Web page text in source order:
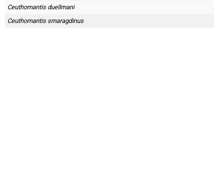
Ceuthomantis duellmani
Ceuthomantis smaragdinus
Lösenord: